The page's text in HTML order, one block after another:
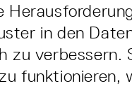
in den
zu verbessern.